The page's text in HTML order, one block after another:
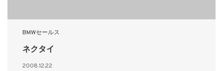
BMWセールス
ネクタイ
2008.12.22